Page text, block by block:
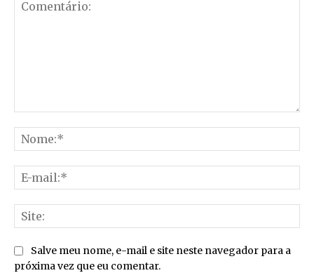
Salve meu nome, e-mail e site neste navegador para a
próxima vez que eu comentar.